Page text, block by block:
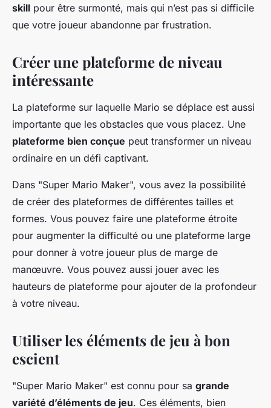
skill pour être surmonté, mais qui n’est pas si difficile
que votre joueur abandonne par frustration.
Créer une plateforme de niveau
intéressante
La plateforme sur laquelle Mario se déplace est aussi
importante que les obstacles que vous placez. Une
plateforme bien conçue peut transformer un niveau
ordinaire en un défi captivant.
Dans "Super Mario Maker", vous avez la possibilité
de créer des plateformes de différentes tailles et
formes. Vous pouvez faire une plateforme étroite
pour augmenter la difficulté ou une plateforme large
pour donner à votre joueur plus de marge de
manœuvre. Vous pouvez aussi jouer avec les
hauteurs de plateforme pour ajouter de la profondeur
à votre niveau.
Utiliser les éléments de jeu à bon
escient
"Super Mario Maker" est connu pour sa grande
variété d’éléments de jeu. Ces éléments, bien